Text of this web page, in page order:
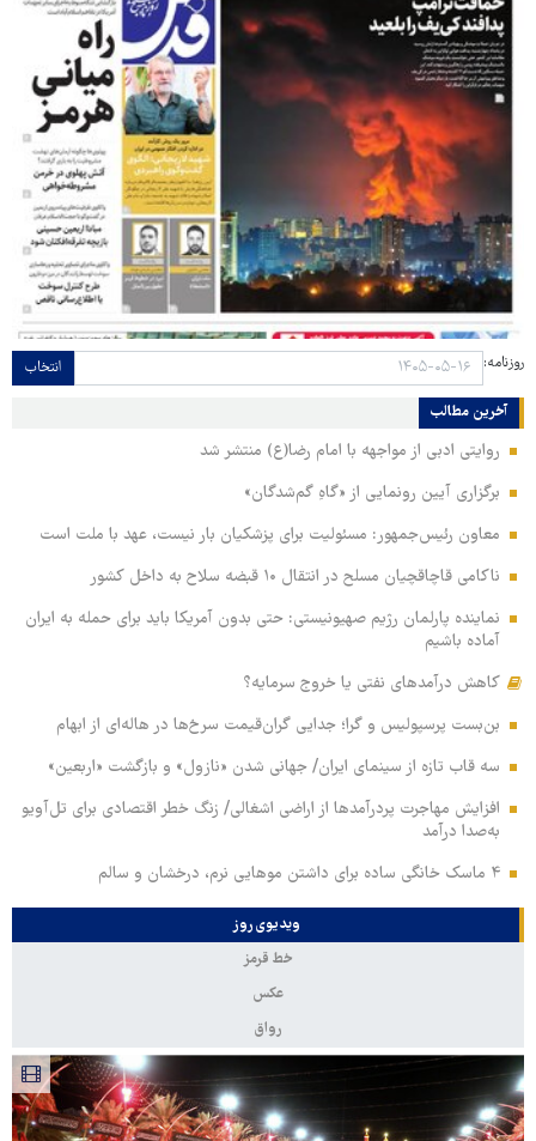
روزنامه: انتخاب
آخرین مطالب
روایتی ادبی از مواجهه با امام رضا(ع) منتشر شد
برگزاری آیین رونمایی از «گاهِ گم‌شدگان»
معاون رئیس‌جمهور: مسئولیت برای پزشکیان بار نیست، عهد با ملت است
ناکامی قاچاقچیان مسلح در انتقال ۱۰ قبضه سلاح به داخل کشور
نماینده پارلمان رژیم صهیونیستی: حتی بدون آمریکا باید برای حمله به ایران
آماده باشیم
کاهش درآمدهای نفتی یا خروج سرمایه؟
بن‌بست پرسپولیس و گرا؛ جدایی گران‌قیمت سرخ‌ها در هاله‌ای از ابهام
سه قاب تازه از سینمای ایران/ جهانی شدن «نازول» و بازگشت «اربعین»
افزایش مهاجرت پردرآمدها از اراضی اشغالی/ زنگ خطر اقتصادی برای تل‌آویو
به‌صدا درآمد
۴ ماسک خانگی ساده برای داشتن موهایی نرم، درخشان و سالم
ویدیوی روز
خط قرمز
عکس
رواق